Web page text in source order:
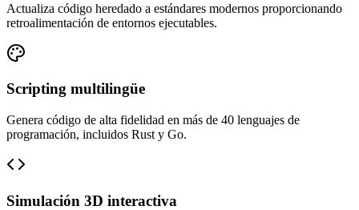
Actualiza código heredado a estándares modernos proporcionando
retroalimentación de entornos ejecutables.
Scripting multilingüe
Genera código de alta fidelidad en más de 40 lenguajes de
programación, incluidos Rust y Go.
Simulación 3D interactiva